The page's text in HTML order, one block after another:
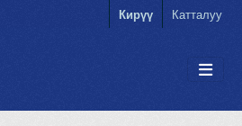
Кирүү Катталуу